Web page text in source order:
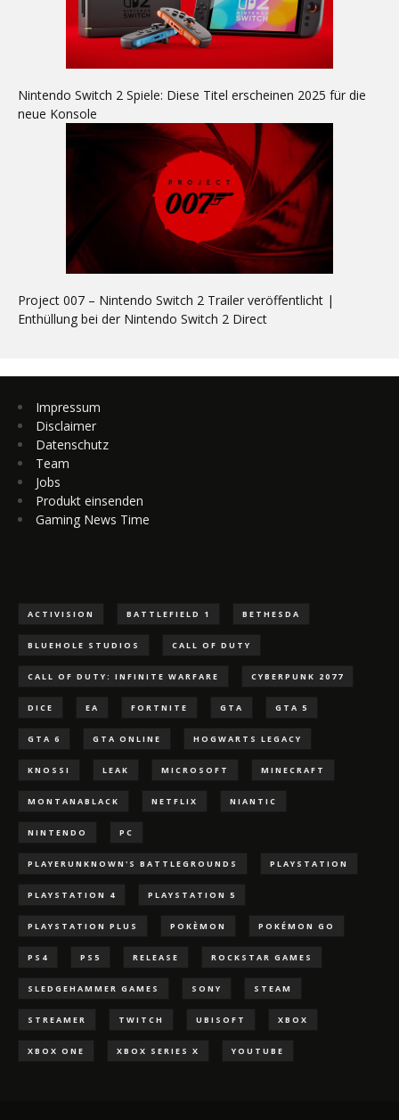
Nintendo Switch 2 Spiele: Diese Titel erscheinen 2025 für die
neue Konsole
Project 007 – Nintendo Switch 2 Trailer veröffentlicht |
Enthüllung bei der Nintendo Switch 2 Direct
Impressum
Disclaimer
Datenschutz
Team
Jobs
Produkt einsenden
Gaming News Time
ACTIVISION BATTLEFIELD 1 BETHESDA
BLUEHOLE STUDIOS CALL OF DUTY
CALL OF DUTY: INFINITE WARFARE CYBERPUNK 2077
DICE EA FORTNITE GTA GTA 5
GTA 6 GTA ONLINE HOGWARTS LEGACY
KNOSSI LEAK MICROSOFT MINECRAFT
MONTANABLACK NETFLIX NIANTIC
NINTENDO PC
PLAYERUNKNOWN'S BATTLEGROUNDS PLAYSTATION
PLAYSTATION 4 PLAYSTATION 5
PLAYSTATION PLUS POKÈMON POKÉMON GO
PS4 PS5 RELEASE ROCKSTAR GAMES
SLEDGEHAMMER GAMES SONY STEAM
STREAMER TWITCH UBISOFT XBOX
XBOX ONE XBOX SERIES X YOUTUBE